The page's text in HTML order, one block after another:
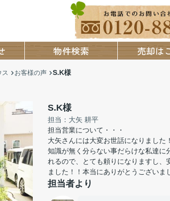
物件検索 売却は
ス お客様の声 S.K様
S.K様
担当：大矢 耕平
担当営業について・・・
大矢さんには大変お世話になりました
知識が無く分らない事だらけな私達に
れるので、とても頼りになりますし、
ました！！本当にありがとうございま
担当者より